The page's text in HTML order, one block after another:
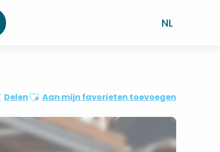
NL
DelenAjouter aux favoris
Aan mijn favorieten toevoegen